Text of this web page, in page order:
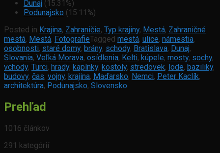
Dunaj (15.31%)
Podunajsko (15.11%)
Posted in Krajina, Zahraničie, Typ krajiny, Mestá, Zahraničné
mestá, Mestá, FotografieTagged mestá, ulice, námestia,
osobnosti, staré domy, brány, schody, Bratislava, Dunaj,
Slovania, Veľká Morava, osídlenia, Kelti, kúpele, mosty, sochy,
vchody, Turci, hrady, kaplnky, kostoly, stredovek, lode, baziliky,
budovy, čas, vojny, krajina, Maďarsko, Nemci, Peter Kaclík,
architektúra, Podunajsko, Slovensko
Prehľad
1016 článkov
291 kategórií